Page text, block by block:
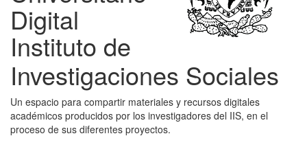
Digital
Instituto de
Investigaciones Sociales
Un espacio para compartir materiales y recursos digitales
académicos producidos por los investigadores del IIS, en el
proceso de sus diferentes proyectos.